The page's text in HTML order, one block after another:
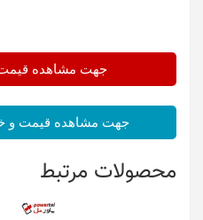
جهت مشاهده قیمت
جهت مشاهده قیمت و
محصولات مرتبط